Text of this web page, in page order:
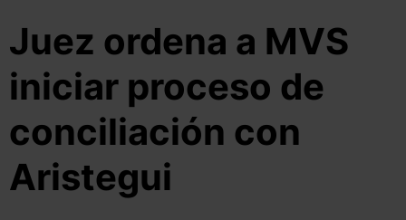
Juez ordena a MVS
iniciar proceso de
conciliación con
Aristegui